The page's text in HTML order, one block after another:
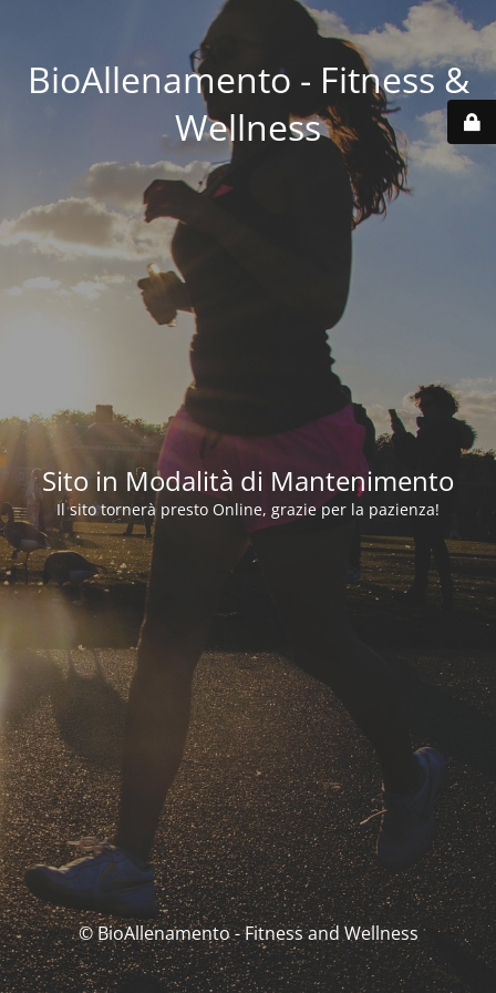
BioAllenamento - Fitness &
Wellness
Sito in Modalità di Mantenimento
Il sito tornerà presto Online, grazie per la pazienza!
© BioAllenamento - Fitness and Wellness